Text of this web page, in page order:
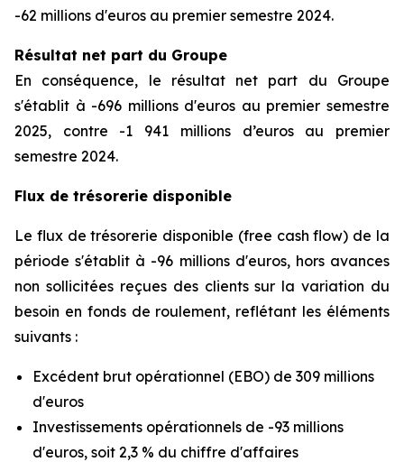
-62 millions d'euros au premier semestre 2024.
Résultat net part du Groupe
En conséquence, le résultat net part du Groupe
s'établit à -696 millions d'euros au premier semestre
2025, contre -1 941 millions d’euros au premier
semestre 2024.
Flux de trésorerie disponible
Le flux de trésorerie disponible (free cash flow) de la
période s'établit à -96 millions d'euros, hors avances
non sollicitées reçues des clients sur la variation du
besoin en fonds de roulement, reflétant les éléments
suivants :
Excédent brut opérationnel (EBO) de 309 millions
d'euros
Investissements opérationnels de -93 millions
d'euros, soit 2,3 % du chiffre d'affaires